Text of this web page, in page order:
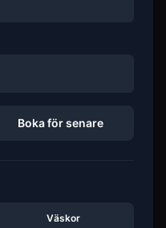
Boka för senare
Väskor